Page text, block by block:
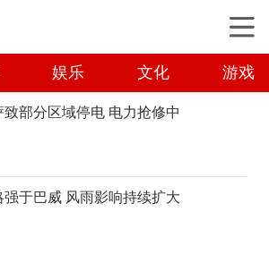
娱乐 文化 游戏
部分区域停电 电力抢修中
于巴威 风雨影响持续扩大